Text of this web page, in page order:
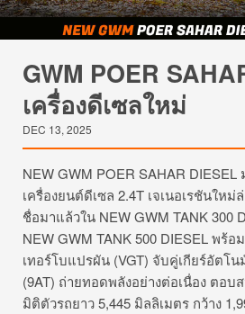
GWM POER
เครื่องดีเซลใหม่
DEC 13, 2025
NEW GWM POER SAHAR DIESEL
เครื่องยนต์ดีเซล 2.4T เจเนอเรชันใหม่
ชื่อมาแล้วใน NEW GWM TANK 300
NEW GWM TANK 500 DIESEL พร้อ
เทอร์โบแปรผัน (VGT) จับคู่เกียร์อัตโ
(9AT) ถ่ายทอดพลังอย่างต่อเนื่อง ตอบ
มิติตัวรถยาว 5,445 มิลลิเมตร กว้าง